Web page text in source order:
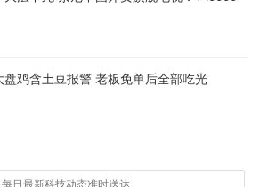
鸡含土豆报警 老板免单后全部吃光